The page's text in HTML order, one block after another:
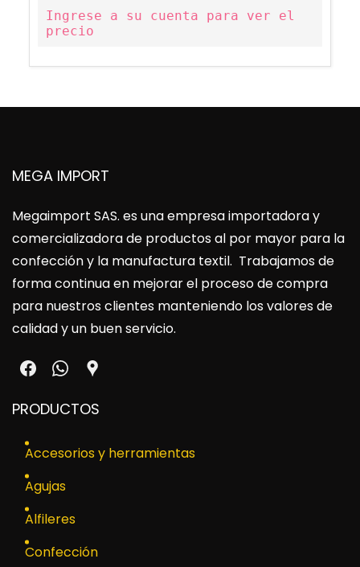
Ingrese a su cuenta para ver el
precio
MEGA IMPORT
Megaimport SAS. es una empresa importadora y
comercializadora de productos al por mayor para la
confección y la manufactura textil. Trabajamos de
forma continua en mejorar el proceso de compra
para nuestros clientes manteniendo los valores de
calidad y un buen servicio.
PRODUCTOS
Accesorios y herramientas
Agujas
Alfileres
Confección